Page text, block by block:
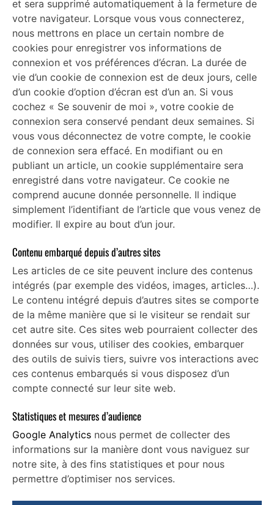
et sera supprimé automatiquement à la fermeture de
votre navigateur. Lorsque vous vous connecterez,
nous mettrons en place un certain nombre de
cookies pour enregistrer vos informations de
connexion et vos préférences d’écran. La durée de
vie d’un cookie de connexion est de deux jours, celle
d’un cookie d’option d’écran est d’un an. Si vous
cochez « Se souvenir de moi », votre cookie de
connexion sera conservé pendant deux semaines. Si
vous vous déconnectez de votre compte, le cookie
de connexion sera effacé. En modifiant ou en
publiant un article, un cookie supplémentaire sera
enregistré dans votre navigateur. Ce cookie ne
comprend aucune donnée personnelle. Il indique
simplement l’identifiant de l’article que vous venez de
modifier. Il expire au bout d’un jour.
Contenu embarqué depuis d’autres sites
Les articles de ce site peuvent inclure des contenus
intégrés (par exemple des vidéos, images, articles…).
Le contenu intégré depuis d’autres sites se comporte
de la même manière que si le visiteur se rendait sur
cet autre site. Ces sites web pourraient collecter des
données sur vous, utiliser des cookies, embarquer
des outils de suivis tiers, suivre vos interactions avec
ces contenus embarqués si vous disposez d’un
compte connecté sur leur site web.
Statistiques et mesures d’audience
Google Analytics nous permet de collecter des
informations sur la manière dont vous naviguez sur
notre site, à des fins statistiques et pour nous
permettre d’optimiser nos services.